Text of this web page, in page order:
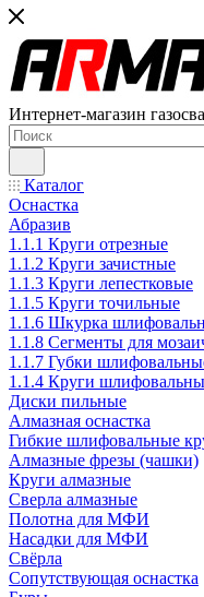
Интернет-магазин
Каталог
Оснастка
Абразив
1.1.1 Круги отрезные
1.1.2 Круги зачистные
1.1.3 Круги лепестковые
1.1.5 Круги точильные
1.1.6 Шкурка
1.1.8 Сегменты для
1.1.7 Губки
1.1.4 Круги
Диски пильные
Алмазная оснастка
Гибкие шлифовальные
Алмазные фрезы (чашки)
Круги алмазные
Сверла алмазные
Полотна для МФИ
Насадки для МФИ
Свёрла
Сопутствующая оснастка